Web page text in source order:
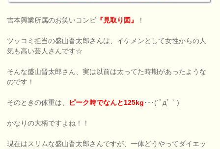
吉本興業所属のお笑いコンビ 『見取り図』 ！
ツッコミ担当の盛山晋太郎さんは、イケメンとして女性からの人
気も高い芸人さんです☆
そんな盛山晋太郎さん、実は以前は太ってた時期があったような
のです！
そのときの体重は、 ピーク時でなんと125kg･･･(´ﾟдﾟ｀)
かなりの大柄ですよね！！
現在はスリムな盛山晋太郎さんですが、一体どうやってダイエッ